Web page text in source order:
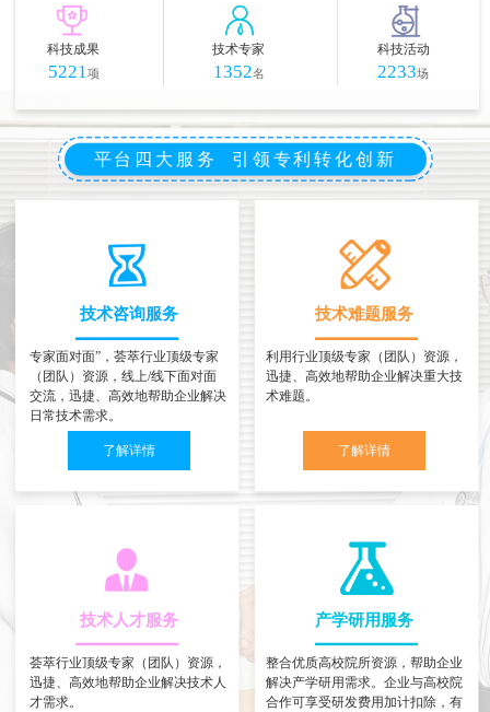
科技成果
5221项
技术专家
1352名
科技活动
2233场
平台四大服务 引领专利转化创新
技术咨询服务
专家面对面”，荟萃行业顶级专家
（团队）资源，线上/线下面对面
交流，迅捷、高效地帮助企业解决
日常技术需求。
了解详情
技术难题服务
利用行业顶级专家（团队）资源，
迅捷、高效地帮助企业解决重大技
术难题。
了解详情
技术人才服务
荟萃行业顶级专家（团队）资源，
迅捷、高效地帮助企业解决技术人
才需求。
产学研用服务
整合优质高校院所资源，帮助企业
解决产学研用需求。企业与高校院
合作可享受研发费用加计扣除，有